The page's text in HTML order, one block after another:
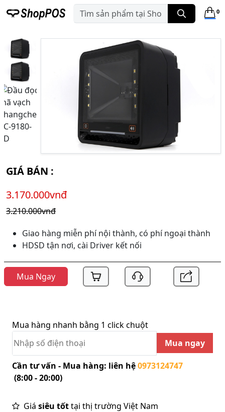
0
GIÁ BÁN :
3.170.000vnđ
3.210.000vnđ
Giao hàng miễn phí nội thành, có phí ngoại thành
HDSD tận nơi, cài Driver kết nối
Mua Ngay
Mua hàng nhanh bằng 1 click chuột
Mua ngay
Cần tư vấn - Mua hàng: liên hệ0973124747
(8:00 - 20:00)
Giá siêu tốttại thị trường Việt Nam